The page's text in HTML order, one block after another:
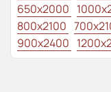
650x2000
800x2100
900x2400